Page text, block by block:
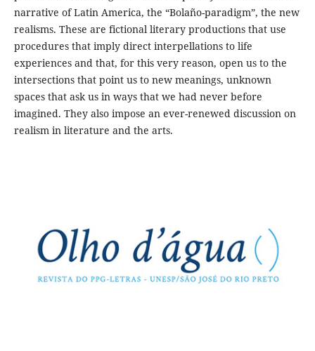
narrative of Latin America, the “Bolaño-paradigm”, the new
realisms. These are fictional literary productions that use
procedures that imply direct interpellations to life
experiences and that, for this very reason, open us to the
intersections that point us to new meanings, unknown
spaces that ask us in ways that we had never before
imagined. They also impose an ever-renewed discussion on
realism in literature and the arts.